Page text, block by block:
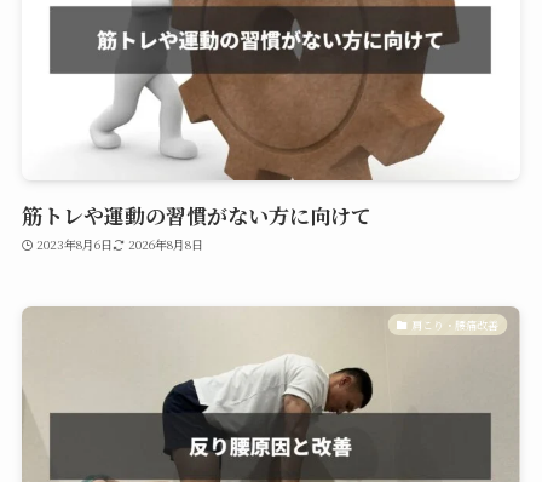
筋トレや運動の習慣がない方に向けて
2023年8月6日 2026年8月8日
肩こり・腰痛改善